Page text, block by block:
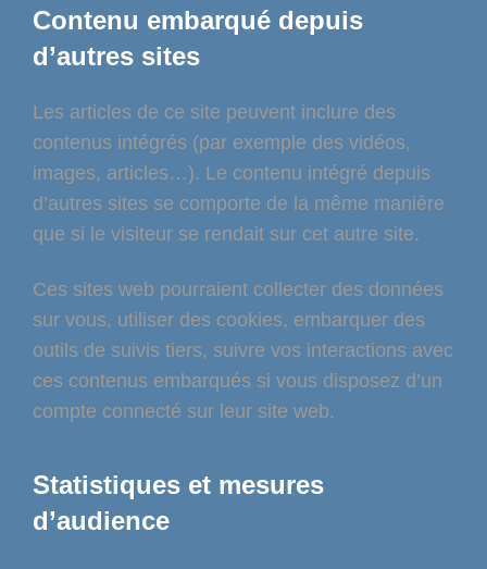
Contenu embarqué depuis
d’autres sites
Les articles de ce site peuvent inclure des
contenus intégrés (par exemple des vidéos,
images, articles…). Le contenu intégré depuis
d’autres sites se comporte de la même manière
que si le visiteur se rendait sur cet autre site.
Ces sites web pourraient collecter des données
sur vous, utiliser des cookies, embarquer des
outils de suivis tiers, suivre vos interactions avec
ces contenus embarqués si vous disposez d’un
compte connecté sur leur site web.
Statistiques et mesures
d’audience